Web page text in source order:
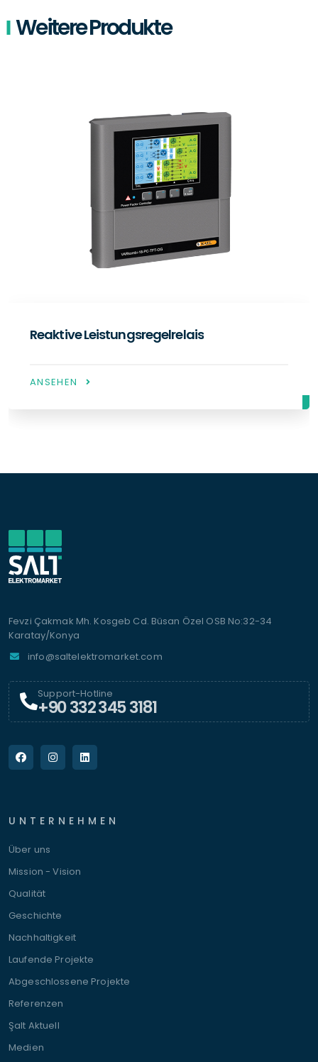
Weitere Produkte
Netzanalysatoren
ANSEHEN
Fevzi Çakmak Mh. Kosgeb Cd. Büsan Özel OSB No:32-34
Karatay/Konya
info@saltelektromarket.com
Support-Hotline
+90 332 345 3181
UNTERNEHMEN
Über uns
Mission - Vision
Qualität
Geschichte
Nachhaltigkeit
Laufende Projekte
Abgeschlossene Projekte
Referenzen
Şalt Aktuell
Medien